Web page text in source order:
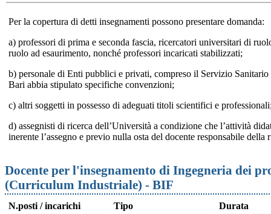
Per la copertura di detti insegnamenti possono presentare domanda:
a) professori di prima e seconda fascia, ricercatori universitari di
ruolo ad esaurimento, nonché professori incaricati stabilizzati;
b) personale di Enti pubblici e privati, compreso il Servizio
Bari abbia stipulato specifiche convenzioni;
c) altri soggetti in possesso di adeguati titoli scientifici e
d) assegnisti di ricerca dell’Università a condizione che l’attività
inerente l’assegno e previo nulla osta del docente responsabile della
Docente per l'insegnamento di Ingegneria dei
(Curriculum Industriale) - BIF
N.posti / incarichi Tipo
Durata